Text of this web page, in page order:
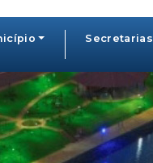
Secretarias